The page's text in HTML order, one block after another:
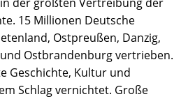
15 Millionen Deutsche
Ostpreußen, Danzig,
Ostbrandenburg vertrieben.
Geschichte, Kultur und
Schlag vernichtet. Große